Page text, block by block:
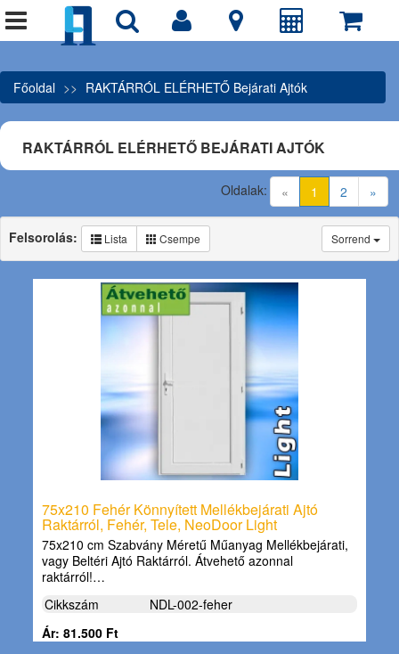
Főoldal RAKTÁRRÓL ELÉRHETŐ Bejárati Ajtók
RAKTÁRRÓL ELÉRHETŐ BEJÁRATI AJTÓK
« 1 (current)
2 »
Oldalak:
Sorrend
Felsorolás: Lista Csempe
75x210 Fehér Könnyített Mellékbejárati Ajtó
Raktárról, Fehér, Tele, NeoDoor Light
75x210 cm Szabvány Méretű Műanyag Mellékbejárati,
vagy Beltéri Ajtó Raktárról. Átvehető azonnal
raktárról!…
Cikkszám
NDL-002-feher
Ár: 81.500 Ft